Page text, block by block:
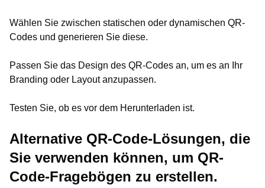
Wählen Sie zwischen statischen oder dynamischen QR-
Codes und generieren Sie diese.
Passen Sie das Design des QR-Codes an, um es an Ihr
Branding oder Layout anzupassen.
Testen Sie, ob es vor dem Herunterladen ist.
Alternative QR-Code-Lösungen, die
Sie verwenden können, um QR-
Code-Fragebögen zu erstellen.